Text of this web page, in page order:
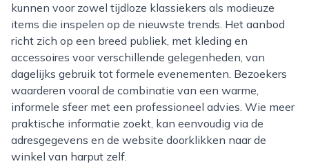
kunnen voor zowel tijdloze klassiekers als modieuze
items die inspelen op de nieuwste trends. Het aanbod
richt zich op een breed publiek, met kleding en
accessoires voor verschillende gelegenheden, van
dagelijks gebruik tot formele evenementen. Bezoekers
waarderen vooral de combinatie van een warme,
informele sfeer met een professioneel advies. Wie meer
praktische informatie zoekt, kan eenvoudig via de
adresgegevens en de website doorklikken naar de
winkel van harput zelf.